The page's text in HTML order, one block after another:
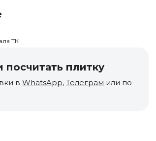
ТК
плитку
в WhatsApp, Телеграм или по